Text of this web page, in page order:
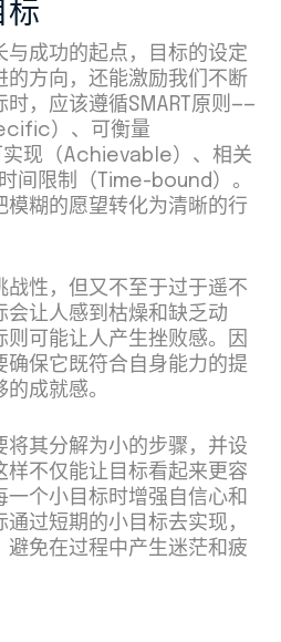
标
与成功的起点，目标的设定
的方向，还能激励我们不断
，应该遵循SMART原则——
）、可衡量
实现（Achievable）、相关
间限制（Time-bound）。
模糊的愿望转化为清晰的行
战性，但又不至于过于遥不
会让人感到枯燥和缺乏动
可能让人产生挫败感。因
确保它既符合自身能力的提
成就感。
将其分解为小的步骤，并设
样不仅能让目标看起来更容
一个小目标时增强自信心和
过短期的小目标去实现，
避免在过程中产生迷茫和疲